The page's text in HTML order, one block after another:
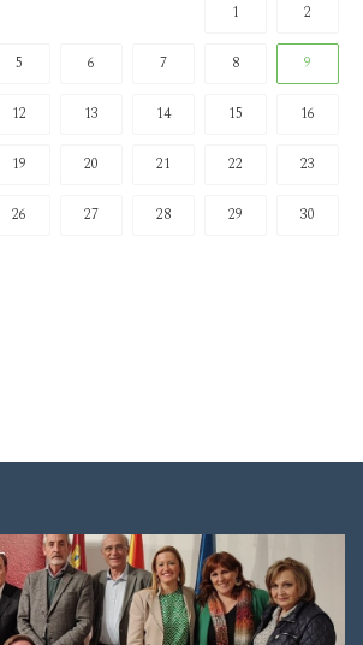
1 2
5 6 7 8 9
12 13 14 15 16
19 20 21 22 23
26 27 28 29 30